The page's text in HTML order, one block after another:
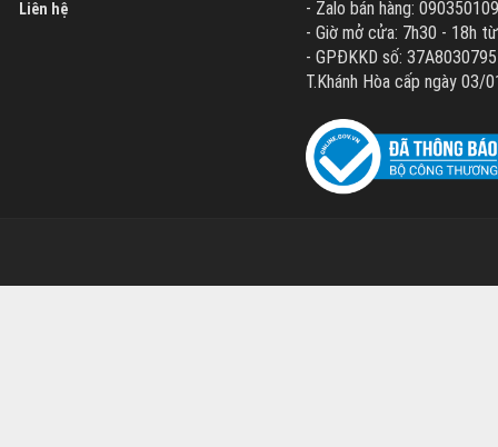
Liên hệ
- Zalo bán hàng:
- Giờ mở cửa: 7h30 - 18h
- GPĐKKD số:
T.Khánh Hòa cấp ngày 03/